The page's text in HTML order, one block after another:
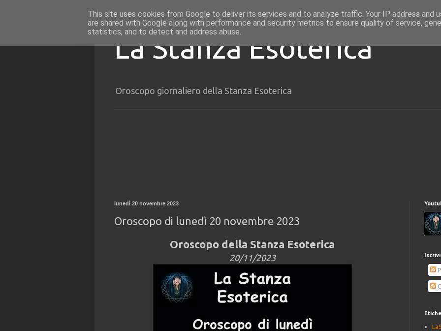
La Stanza Esoterica
Oroscopo giornaliero della Stanza Esoterica
lunedì 20 novembre 2023
Oroscopo di lunedì 20 novembre 2023
Oroscopo della Stanza Esoterica
20/11/2023
This site uses cookies from Google to deliver its services and to analyze traffic. Your IP address and
are shared with Google along with performance and security metrics to ensure quality of service,
statistics, and to detect and address abuse.